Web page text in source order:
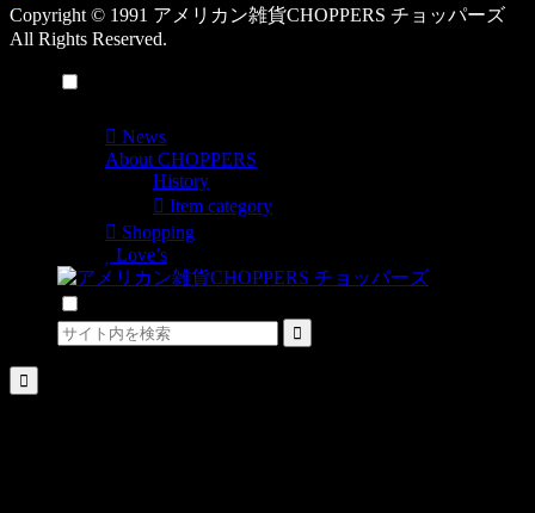
Copyright © 1991 アメリカン雑貨CHOPPERS チョッパーズ
All Rights Reserved.
News
About CHOPPERS
History
Item category
Shopping
Love’s